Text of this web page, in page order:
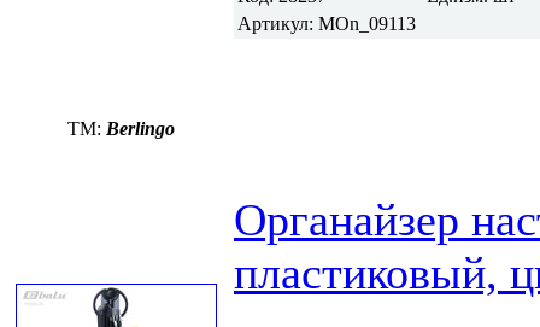
Артикул: MOn_09113
TM: Berlingo
Органайзер
пластиковый,